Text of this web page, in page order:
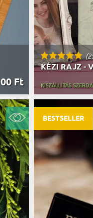
KÉZI RAJZ -
KISZÁLLÍTÁS
Ft
BESTSELLER